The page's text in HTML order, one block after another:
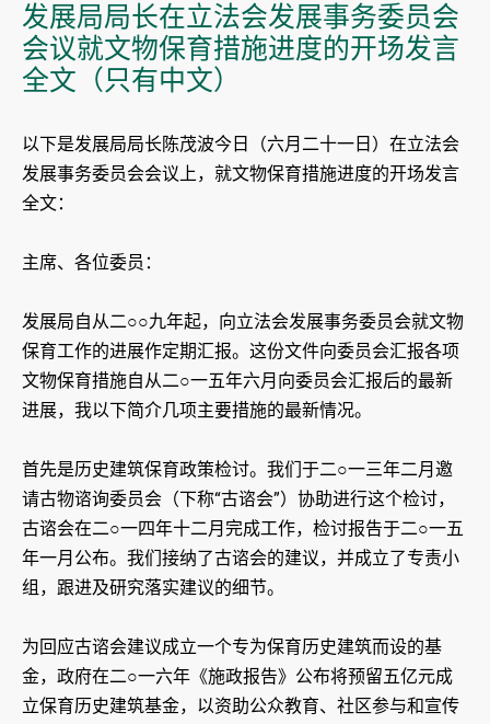
发展局局长在立法会发展事务委员会
会议就文物保育措施进度的开场发言
全文（只有中文）
以下是发展局局长陈茂波今日（六月二十一日）在立法会
发展事务委员会会议上，就文物保育措施进度的开场发言
全文：
主席、各位委员：
发展局自从二○○九年起，向立法会发展事务委员会就文物
保育工作的进展作定期汇报。这份文件向委员会汇报各项
文物保育措施自从二○一五年六月向委员会汇报后的最新
进展，我以下简介几项主要措施的最新情况。
首先是历史建筑保育政策检讨。我们于二○一三年二月邀
请古物谘询委员会（下称“古谘会”）协助进行这个检讨，
古谘会在二○一四年十二月完成工作，检讨报告于二○一五
年一月公布。我们接纳了古谘会的建议，并成立了专责小
组，跟进及研究落实建议的细节。
为回应古谘会建议成立一个专为保育历史建筑而设的基
金，政府在二○一六年《施政报告》公布将预留五亿元成
立保育历史建筑基金，以资助公众教育、社区参与和宣传